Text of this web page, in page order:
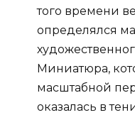
того времени
определялся
Миниатюра,
масштабной
оказалась в